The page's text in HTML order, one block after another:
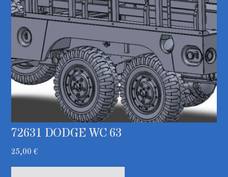
72631 DODGE WC 63
25,00€